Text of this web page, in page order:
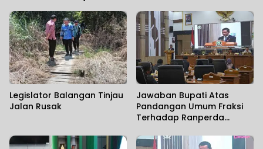
Legislator Balangan Tinjau
Jalan Rusak
Jawaban Bupati Atas
Pandangan Umum Fraksi
Terhadap Ranperda
2026